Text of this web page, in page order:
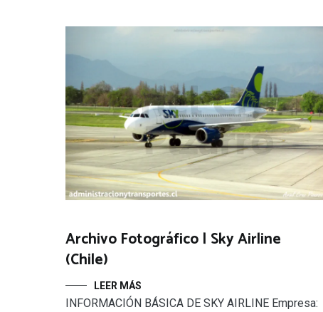
Archivo Fotográfico | Sky Airline
(Chile)
LEER MÁS
INFORMACIÓN BÁSICA DE SKY AIRLINE Empresa: